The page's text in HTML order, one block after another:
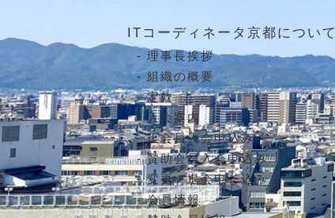
ITコーディネータ京都について
理事長挨拶
組織の概要
定款
入会案内
正会員入会申込み
賛助会員入会申込み
変更・退会申し込み
会員情報